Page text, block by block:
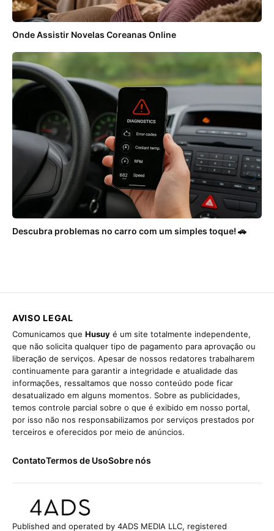
Onde Assistir Novelas Coreanas Online
Descubra problemas no carro com um simples toque! 🚗
AVISO LEGAL
Comunicamos que Husuy é um site totalmente independente,
que não solicita qualquer tipo de pagamento para aprovação ou
liberação de serviços. Apesar de nossos redatores trabalharem
continuamente para garantir a integridade e atualidade das
informações, ressaltamos que nosso conteúdo pode ficar
desatualizado em alguns momentos. Sobre as publicidades,
temos controle parcial sobre o que é exibido em nosso portal,
por isso não nos responsabilizamos por serviços prestados por
terceiros e oferecidos por meio de anúncios.
ContatoTermos de UsoSobre nós
Published and operated by 4ADS MEDIA LLC, registered